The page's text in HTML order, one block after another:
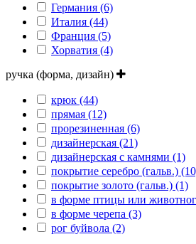
Германия (6)
Италия (44)
Франция (5)
Хорватия (4)
ручка (форма, дизайн)
крюк (44)
прямая (12)
прорезиненная (6)
дизайнерская (21)
дизайнерская с камнями (1)
покрытие серебро (гальв.)
покрытие золото (гальв.) (1)
в форме птицы или
в форме черепа (3)
рог буйвола (2)